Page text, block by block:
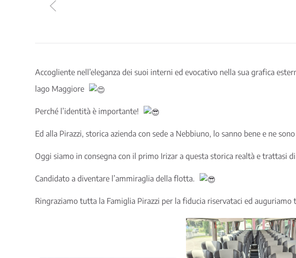
Accogliente nell’eleganza dei suoi interni ed evocativo nella sua grafica
lago Maggiore
Perché l’identità è importante!
Ed alla Pirazzi, storica azienda con sede a Nebbiuno, lo sanno bene e ne
Oggi siamo in consegna con il primo Irizar a questa storica realtà e trattasi
Candidato a diventare l’ammiraglia della flotta.
Ringraziamo tutta la Famiglia Pirazzi per la fiducia riservataci ed auguriamo